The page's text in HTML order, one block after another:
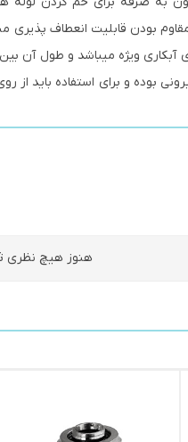
بودن قابلیت انعطاف پذیری
تا 60 سانتی متر بوده تا عمل خم کاری را هر چه آسان تر انجام دهد.
بوده و برای استفاده باید از
هنوز هیچ